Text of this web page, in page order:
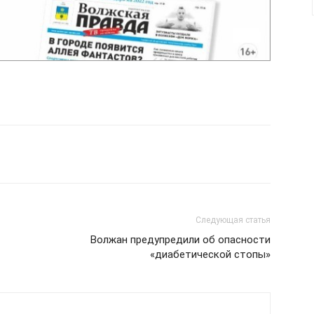
Следующая статья
Волжан предупредили об опасности
«диабетической стопы»